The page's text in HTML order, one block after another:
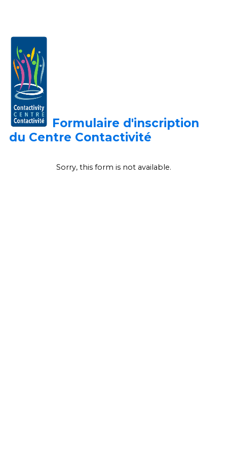
Formulaire d'inscription
du Centre Contactivité
Sorry, this form is not available.